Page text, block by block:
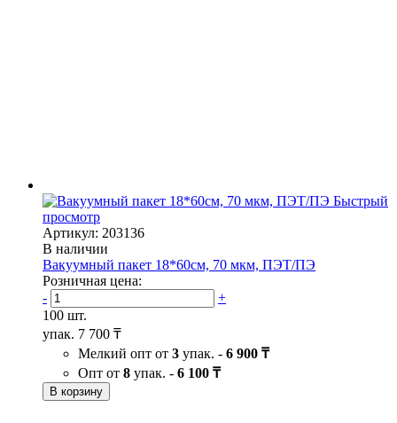
Быстрый
просмотр
Артикул: 203136
В наличии
Вакуумный пакет 18*60см, 70 мкм, ПЭТ/ПЭ
Розничная цена:
-
+
100 шт.
упак. 7 700 ₸
Мелкий опт от 3 упак. - 6 900 ₸
Опт от 8 упак. - 6 100 ₸
В корзину